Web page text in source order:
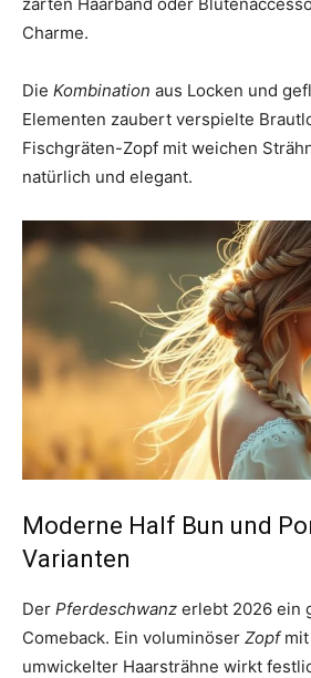
zarten Haarband oder
Charme.
Die Kombination aus Locken und
Elementen zaubert verspielte
Fischgräten-Zopf mit weichen
natürlich und elegant.
Moderne Half Bun und
Varianten
Der Pferdeschwanz erlebt 2026 ein
Comeback. Ein voluminöser Zopfmit
umwickelter Haarsträhne wirkt